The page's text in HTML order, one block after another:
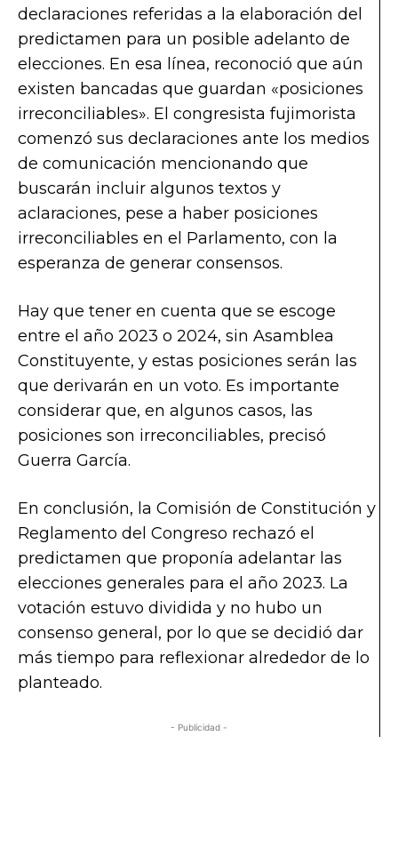
declaraciones referidas a la elaboración del
predictamen para un posible adelanto de
elecciones. En esa línea, reconoció que aún
existen bancadas que guardan «posiciones
irreconciliables». El congresista fujimorista
comenzó sus declaraciones ante los medios
de comunicación mencionando que
buscarán incluir algunos textos y
aclaraciones, pese a haber posiciones
irreconciliables en el Parlamento, con la
esperanza de generar consensos.
Hay que tener en cuenta que se escoge
entre el año 2023 o 2024, sin Asamblea
Constituyente, y estas posiciones serán las
que derivarán en un voto. Es importante
considerar que, en algunos casos, las
posiciones son irreconciliables, precisó
Guerra García.
En conclusión, la Comisión de Constitución y
Reglamento del Congreso rechazó el
predictamen que proponía adelantar las
elecciones generales para el año 2023. La
votación estuvo dividida y no hubo un
consenso general, por lo que se decidió dar
más tiempo para reflexionar alrededor de lo
planteado.
- Publicidad -